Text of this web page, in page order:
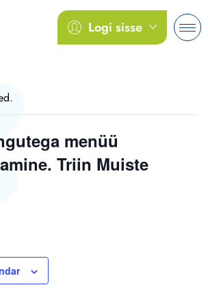
Logi sisse
menüü
Triin Muiste